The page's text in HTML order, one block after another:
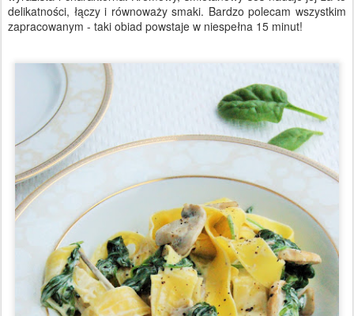
delikatności, łączy i równoważy smaki. Bardzo polecam wszystkim
zapracowanym - taki obiad powstaje w niespełna 15 minut!